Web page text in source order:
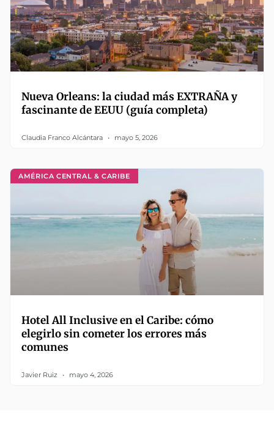
Nueva Orleans: la ciudad más EXTRAÑA y
fascinante de EEUU (guía completa)
Claudia Franco Alcántara mayo 5, 2026
AMÉRICA CENTRAL & CARIBE
Hotel All Inclusive en el Caribe: cómo
elegirlo sin cometer los errores más
comunes
Javier Ruiz mayo 4, 2026